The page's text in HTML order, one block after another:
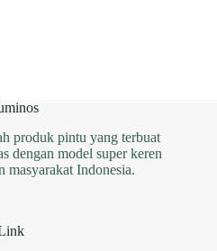
produk pintu yang terbuat
dengan model super keren
masyarakat Indonesia.